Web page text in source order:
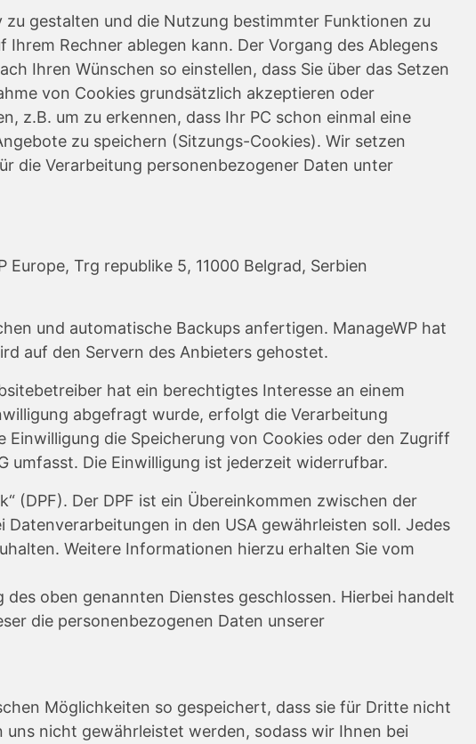
gestalten und die Nutzung bestimmter Funktionen zu
Ihrem Rechner ablegen kann. Der Vorgang des Ablegens
Ihren Wünschen so einstellen, dass Sie über das Setzen
von Cookies grundsätzlich akzeptieren oder
z.B. um zu erkennen, dass Ihr PC schon einmal eine
zu speichern (Sitzungs-Cookies). Wir setzen
die Verarbeitung personenbezogener Daten unter
Trg republike 5, 11000 Belgrad, Serbien
und automatische Backups anfertigen. ManageWP hat
auf den Servern des Anbieters gehostet.
hat ein berechtigtes Interesse an einem
abgefragt wurde, erfolgt die Verarbeitung
Einwilligung die Speicherung von Cookies oder den Zugriff
umfasst. Die Einwilligung ist jederzeit widerrufbar.
(DPF). Der DPF ist ein Übereinkommen zwischen der
in den USA gewährleisten soll. Jedes
Weitere Informationen hierzu erhalten Sie vom
oben genannten Dienstes geschlossen. Hierbei handelt
die personenbezogenen Daten unserer
Möglichkeiten so gespeichert, dass sie für Dritte nicht
nicht gewährleistet werden, sodass wir Ihnen bei